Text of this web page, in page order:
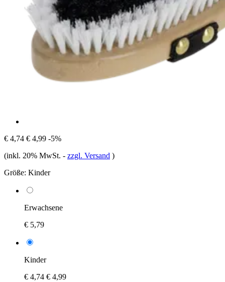
€ 4,74 € 4,99 -5%
(inkl. 20% MwSt. - zzgl. Versand )
Größe: Kinder
Erwachsene
€ 5,79
Kinder
€ 4,74 € 4,99